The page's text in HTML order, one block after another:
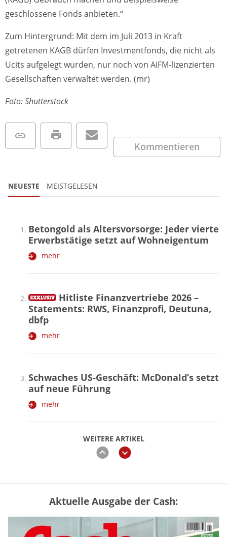
geschlossene Fonds anbieten.“
Zum Hintergrund: Mit dem im Juli 2013 in Kraft
getretenen KAGB dürfen Investmentfonds, die nicht als
Ucits aufgelegt wurden, nur noch von AIFM-lizenzierten
Gesellschaften verwaltet werden. (mr)
Foto: Shutterstock
Kommentieren
NEUESTE MEISTGELESEN
WEITERE ARTIKEL
zurückweiter
Betongold als Altersvorsorge: Jeder vierte
Erwerbstätige setzt auf Wohneigentum
mehr
Hitliste Finanzvertriebe 2026 –
Statements: RWS, Finanzprofi, Deutuna,
dbfp
mehr
Schwaches US-Geschäft: McDonald’s setzt
auf neue Führung
mehr
Mütterrente III Tabelle: So viel Renten-
Nachzahlung ist pro Kind möglich
mehr
Aktuelle Ausgabe der Cash: